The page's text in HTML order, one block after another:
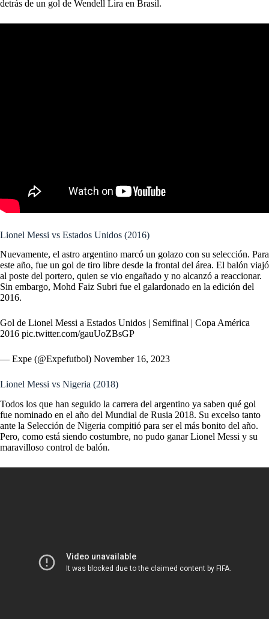
detrás de un gol de Wendell Lira en Brasil.
Lionel Messi vs Estados Unidos (2016)
Nuevamente, el astro argentino marcó un golazo con su selección. Para
este año, fue un gol de tiro libre desde la frontal del área. El balón viajó
al poste del portero, quien se vio engañado y no alcanzó a reaccionar.
Sin embargo, Mohd Faiz Subri fue el galardonado en la edición del
2016.
Gol de Lionel Messi a Estados Unidos | Semifinal | Copa América
2016 pic.twitter.com/gauUoZBsGP
— Expe (@Expefutbol) November 16, 2023
Lionel Messi vs Nigeria (2018)
Todos los que han seguido la carrera del argentino ya saben qué gol
fue nominado en el año del Mundial de Rusia 2018. Su excelso tanto
ante la Selección de Nigeria compitió para ser el más bonito del año.
Pero, como está siendo costumbre, no pudo ganar Lionel Messi y su
maravilloso control de balón.